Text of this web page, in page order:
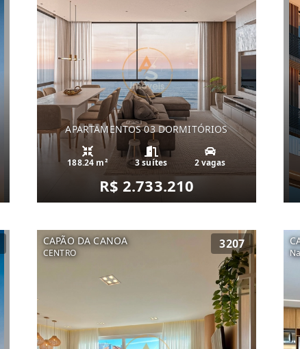
APARTAMENTOS 03 DORMITÓRIOS
188.24 m² 3 suítes 2 vagas
R$ 2.733.210
CAPÃO DA CANOA
CENTRO
3207